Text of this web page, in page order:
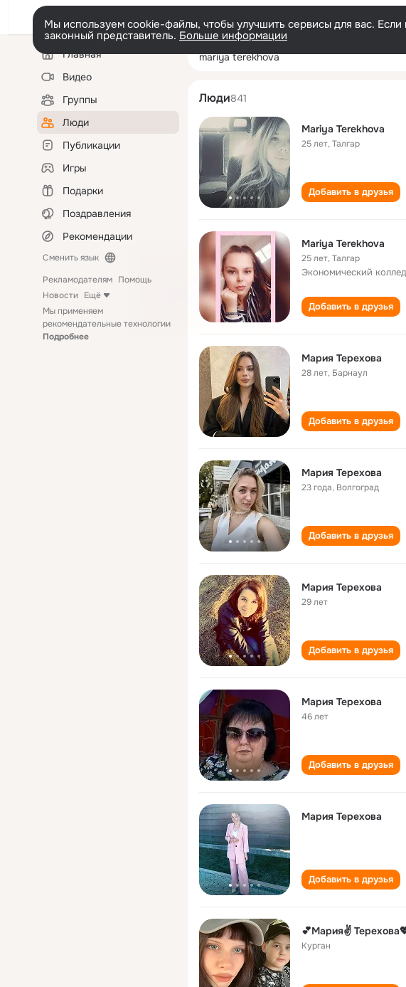
Мы используем cookie-файлы, чтобы улучшить сервисы для вас.
законный представитель. Больше информации
Левая
колонкаГлавная
Видео
Группы
Люди
Публикации
Игры
Подарки
Поздравления
Рекомендации
Сменить язык
Рекламодателям Помощь
Новости Ещё
Мы применяем
рекомендательные технологии
Подробнее
mariya terekhova
Люди841
Mariya Terekhova
25 лет,Талгар
Добавить в друзья
Mariya Terekhova
25 лет,Талгар
Экономический
Добавить в друзья
Мария Терехова
28 лет, Барнаул
Добавить в друзья
Мария Терехова
23 года, Волгоград
Добавить в друзья
Мария Терехова
29 лет
Добавить в друзья
Мария Терехова
46 лет
Добавить в друзья
Мария Терехова
Добавить в друзья
💕Мария✌️
Курган